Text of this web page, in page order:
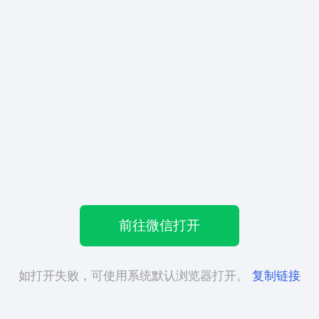
前往微信打开
如打开失败，可使用系统默认浏览器打开。 复制链接